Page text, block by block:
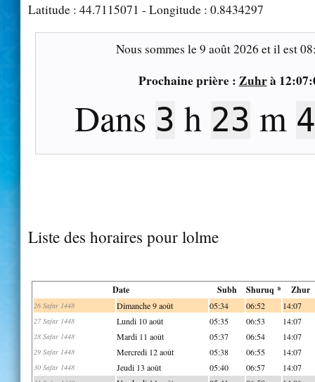
Latitude : 44.7115071 - Longitude : 0.8434297
Nous sommes le9 août 2026 et il est
Prochaine prière : Zuhrà
Dans 3 h 23 m
Liste des horaires pour lolme
Date Subh Shuruq * Zhur
26 Safar 1448 Dimanche 9 août 05:34 06:52 14:07
27 Safar 1448 Lundi 10 août 05:35 06:53 14:07
28 Safar 1448 Mardi 11 août 05:37 06:54 14:07
29 Safar 1448 Mercredi 12 août 05:38 06:55 14:07
30 Safar 1448 Jeudi 13 août 05:40 06:57 14:07